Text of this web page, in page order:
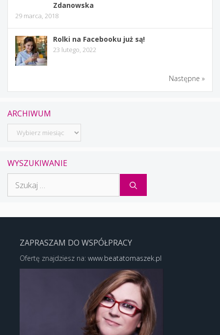
Zdanowska
29 marca, 2018
Rolki na Facebooku już są!
23 lutego, 2022
Następne »
ARCHIWUM
Archiwum
WYSZUKIWANIE
ZAPRASZAM DO WSPÓŁPRACY
Ofertę znajdziesz na: www.beatatomaszek.pl